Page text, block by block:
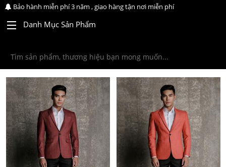
Bảo hành miễn phí 3 năm , giao hàng tận nơi miễn phí
Danh Mục Sản Phẩm